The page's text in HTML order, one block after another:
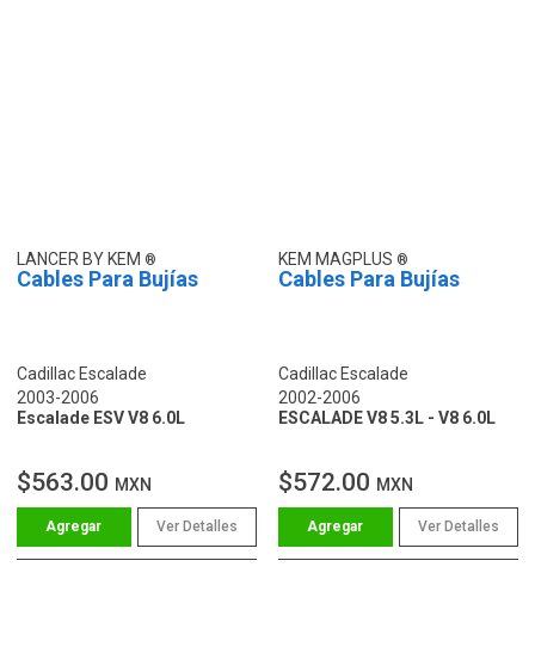
LANCER BY KEM
Cables Para Bujías
Cadillac Escalade
2003-2006
Escalade ESV V8 6.0L
$563.00 MXN
Ver Detalles
KEM MAGPLUS
Cables Para Bujías
Cadillac Escalade
2002-2006
ESCALADE V8 5.3L - V8 6.0L
$572.00 MXN
Ver Detalles